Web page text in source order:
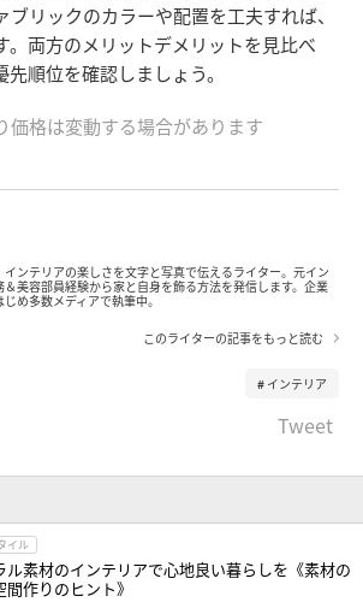
ブリックのカラーや配置を工夫すれば、
。両方のメリットデメリットを見比べ
順位を確認しましょう。
格は変動する場合があります
インテリアの楽しさを文字と写真で伝えるライター。元イン
＆美容部員経験から家と自身を飾る方法を発信します。企業
め多数メディアで執筆中。
このライターの記事をもっと読む
インテリア
Tweet
イル
ル素材のインテリアで心地良い暮らしを《素材の
作りのヒント》